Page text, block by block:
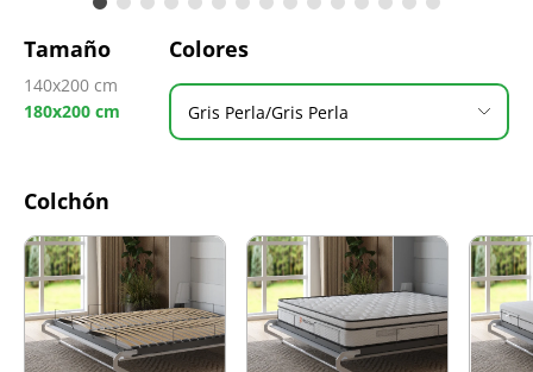
Tamaño
140x200 cm
180x200 cm
Colores
Gris Perla/Gris Perla
Colchón